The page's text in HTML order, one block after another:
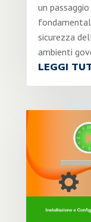
un
sicurezza
ambienti
LEGGI